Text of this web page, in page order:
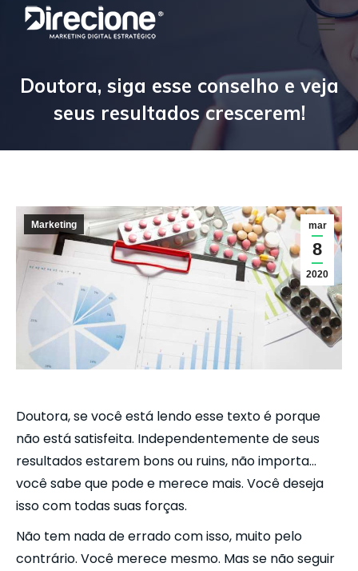
Doutora, siga esse conselho e veja
seus resultados crescerem!
mar
8
2020
Marketing
Doutora, se você está lendo esse texto é porque
não está satisfeita. Independentemente de seus
resultados estarem bons ou ruins, não importa…
você sabe que pode e merece mais. Você deseja
isso com todas suas forças.
Não tem nada de errado com isso, muito pelo
contrário. Você merece mesmo. Mas se não seguir